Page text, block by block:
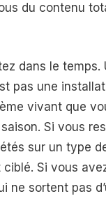
du contenu
dans le temps.
pas une
vivant que
Si vous
sur un type
ciblé. Si vous
ne sortent pas